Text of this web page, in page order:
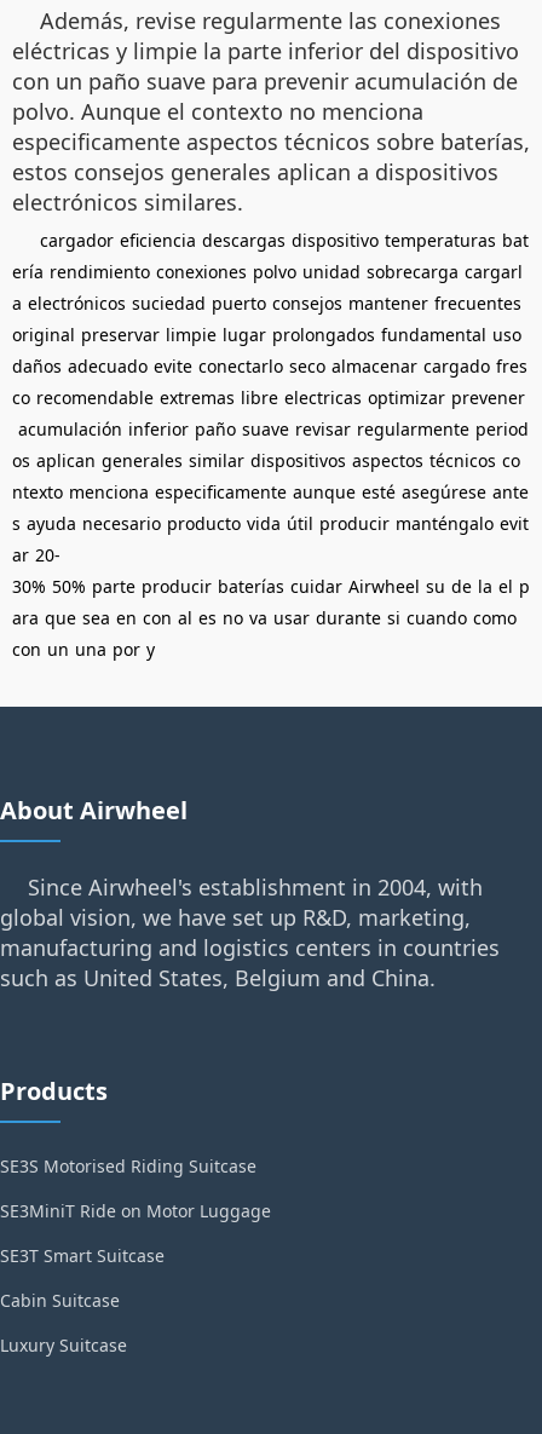
Además, revise regularmente las conexiones
eléctricas y limpie la parte inferior del dispositivo
con un paño suave para prevenir acumulación de
polvo. Aunque el contexto no menciona
especificamente aspectos técnicos sobre baterías,
estos consejos generales aplican a dispositivos
electrónicos similares.
cargador eficiencia descargas dispositivo temperaturas bat
ería rendimiento conexiones polvo unidad sobrecarga cargarl
a electrónicos suciedad puerto consejos mantener frecuentes
original preservar limpie lugar prolongados fundamental uso
daños adecuado evite conectarlo seco almacenar cargado fres
co recomendable extremas libre electricas optimizar prevener
acumulación inferior paño suave revisar regularmente period
os aplican generales similar dispositivos aspectos técnicos co
ntexto menciona especificamente aunque esté asegúrese ante
s ayuda necesario producto vida útil producir manténgalo evit
ar 20-
30% 50% parte producir baterías cuidar Airwheel su de la el p
ara que sea en con al es no va usar durante si cuando como
con un una por y
About Airwheel
Since Airwheel's establishment in 2004, with
global vision, we have set up R&D, marketing,
manufacturing and logistics centers in countries
such as United States, Belgium and China.
Products
SE3S Motorised Riding Suitcase
SE3MiniT Ride on Motor Luggage
SE3T Smart Suitcase
Cabin Suitcase
Luxury Suitcase